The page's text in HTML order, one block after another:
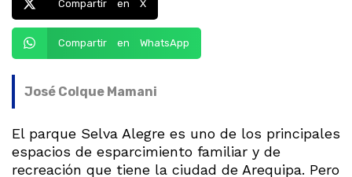
Compartir en X
Compartir en WhatsApp
José Colque Mamani
El parque Selva Alegre es uno de los principales
espacios de esparcimiento familiar y de
recreación que tiene la ciudad de Arequipa. Pero